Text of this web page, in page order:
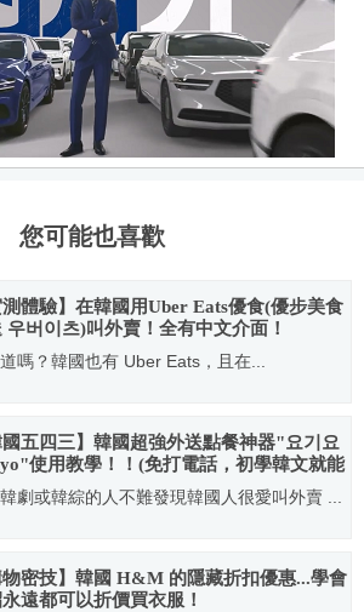
您可能也喜歡
測體驗】在韓國用Uber Eats優食(優步美食
우버이츠)叫外賣！全有中文介面！
已終止服務)
嗎？韓國也有 Uber Eats，且在...
國五四三】韓國超強外送點餐神器"요기요
使用教學！！(免打電話，初學韓文就能
劇或韓綜的人不難發現韓國人很愛叫外賣 ...
物密技】韓國 H&M 的隱藏折扣優惠...學會
遠都可以折價買衣服！